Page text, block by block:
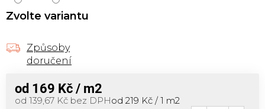
Zvolte variantu
Způsoby
doručení
od 169 Kč / m2
od 139,67 Kč bez DPHMěrná cena:
od 219 Kč / 1 m2